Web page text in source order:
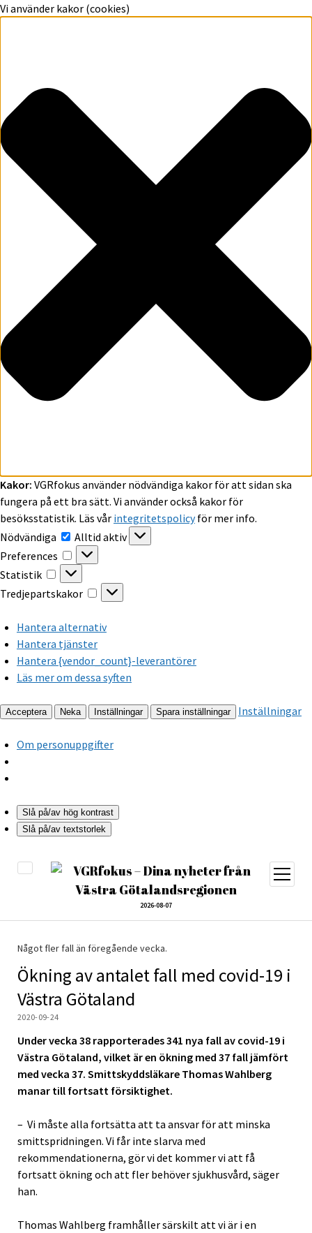
Vi använder kakor (cookies)
Kakor: VGRfokus använder nödvändiga kakor för att sidan ska
fungera på ett bra sätt. Vi använder också kakor för
besöksstatistik. Läs vår integritetspolicyför mer info.
Nödvändiga
Nödvändiga
Alltid aktiv
Preferences
Preferences
Statistik
Statistik
Tredjepartskakor
Tredjepartskakor
Hantera alternativ
Hantera tjänster
Hantera {vendor_count}-leverantörer
Läs mer om dessa syften
Acceptera Neka Inställningar Spara inställningar Inställningar
Om personuppgifter
Slå på/av hög kontrast
Slå på/av textstorlek
2026-08-07
öppna
meny
Något fler fall än föregående vecka.
Ökning av antalet fall med covid-19 i
Västra Götaland
2020-09-24
Under vecka 38 rapporterades 341 nya fall av covid-19 i
Västra Götaland, vilket är en ökning med 37 fall jämfört
med vecka 37. Smittskyddsläkare Thomas Wahlberg
manar till fortsatt försiktighet.
– Vi måste alla fortsätta att ta ansvar för att minska
smittspridningen. Vi får inte slarva med
rekommendationerna, gör vi det kommer vi att få
fortsatt ökning och att fler behöver sjukhusvård, säger
han.
Thomas Wahlberg framhåller särskilt att vi är i en